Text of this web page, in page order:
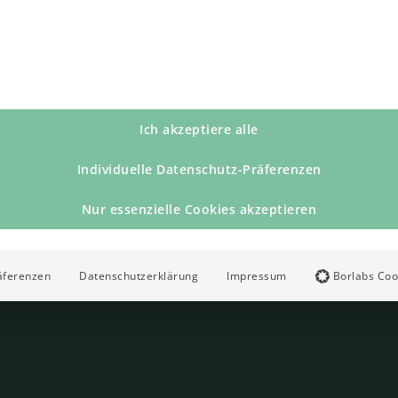
Ich akzeptiere alle
Individuelle Datenschutz-Präferenzen
Nur essenzielle Cookies akzeptieren
Datenschutzerklärung Impressum Borlabs